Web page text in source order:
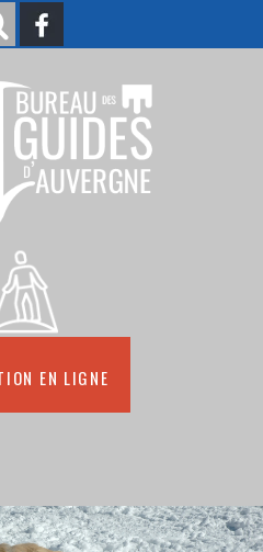
en ligne